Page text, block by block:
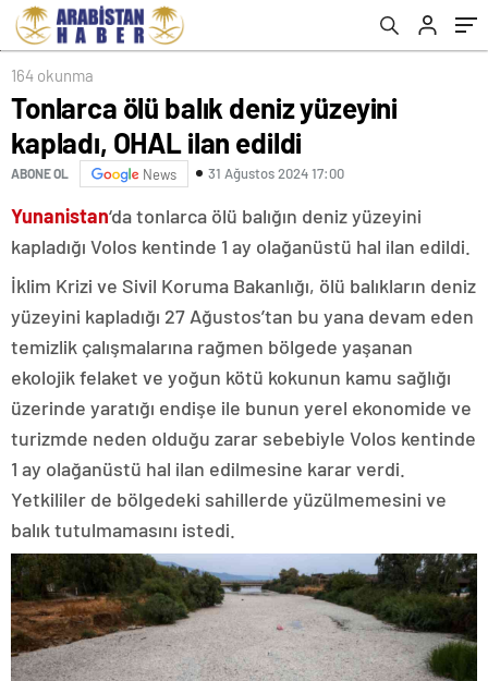
164 okunma
Tonlarca ölü balık deniz yüzeyini
kapladı, OHAL ilan edildi
ABONE OL News 31 Ağustos 2024 17:00
Yunanistan‘da tonlarca ölü balığın deniz yüzeyini
kapladığı Volos kentinde 1 ay olağanüstü hal ilan edildi.
İklim Krizi ve Sivil Koruma Bakanlığı, ölü balıkların deniz
yüzeyini kapladığı 27 Ağustos’tan bu yana devam eden
temizlik çalışmalarına rağmen bölgede yaşanan
ekolojik felaket ve yoğun kötü kokunun kamu sağlığı
üzerinde yaratığı endişe ile bunun yerel ekonomide ve
turizmde neden olduğu zarar sebebiyle Volos kentinde
1 ay olağanüstü hal ilan edilmesine karar verdi.
Yetkililer de bölgedeki sahillerde yüzülmemesini ve
balık tutulmamasını istedi.